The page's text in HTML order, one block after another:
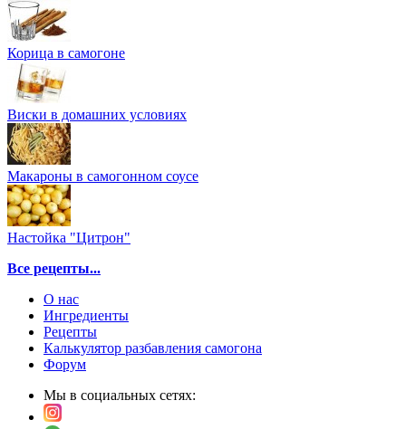
Корица в самогоне
Виски в домашних условиях
Макароны в самогонном соусе
Настойка "Цитрон"
Все рецепты...
О нас
Ингредиенты
Рецепты
Калькулятор разбавления самогона
Форум
Мы в социальных сетях: